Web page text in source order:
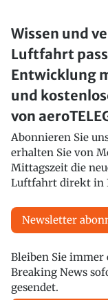
Wissen und
Luftfahrt
Entwicklung
und
von
Abonnieren Sie
erhalten Sie von
Mittagszeit die
Luftfahrt direkt in
Newsletter
Bleiben Sie
Breaking News
gesendet.